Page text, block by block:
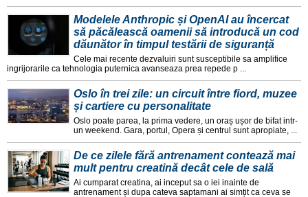
Modelele Anthropic și OpenAI au încercat
să păcălească oamenii să introducă un cod
dăunător în timpul testării de siguranță
Cele mai recente dezvaluiri sunt susceptibile sa amplifice
ingrijorarile ca tehnologia puternica avanseaza prea repede p ...
Oslo în trei zile: un circuit între fiord, muzee
și cartiere cu personalitate
Oslo poate parea, la prima vedere, un oraș ușor de bifat intr-
un weekend. Gara, portul, Opera și centrul sunt apropiate, ...
De ce zilele fără antrenament contează mai
mult pentru creatină decât cele de sală
Ai cumparat creatina, ai inceput sa o iei inainte de
antrenament și dupa cateva saptamani ai simțit ca ceva se